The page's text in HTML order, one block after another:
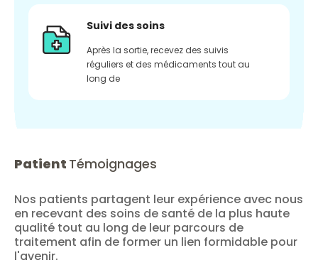
Suivi des soins
Après la sortie, recevez des suivis
réguliers et des médicaments tout au
long de
Patient Témoignages
Nos patients partagent leur expérience avec nous
en recevant des soins de santé de la plus haute
qualité tout au long de leur parcours de
traitement afin de former un lien formidable pour
l'avenir.